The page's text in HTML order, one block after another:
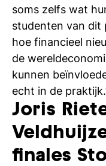
soms zelfs wat
studenten van dit
hoe financieel
de
kunnen
echt in de
Joris
finales